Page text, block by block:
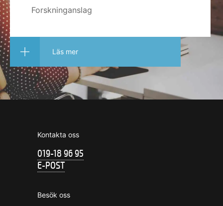
Forskninganslag
Läs mer
Kontakta oss
019-18 96 95
E-POST
Besök oss